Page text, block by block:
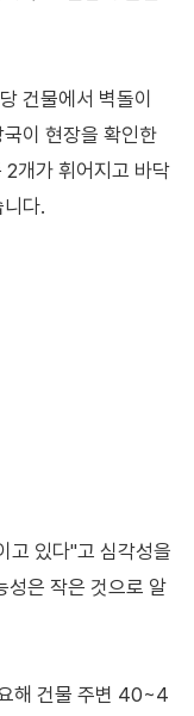
건물에서 벽돌이
이 현장을 확인한
개가 휘어지고 바닥
다.
고 있다"고 심각성을
성은 작은 것으로 알
해 건물 주변 40~4